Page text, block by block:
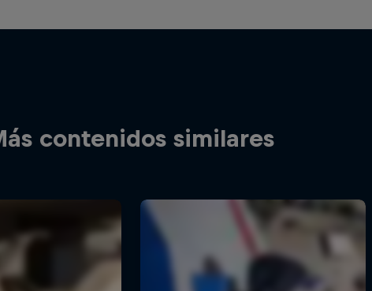
contenidos similares